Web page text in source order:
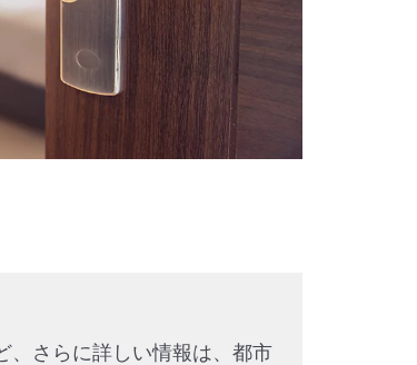
、さらに詳しい情報は、都市